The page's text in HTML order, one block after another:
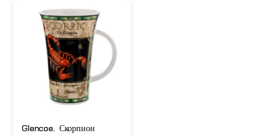
Glencoe. Скорпион